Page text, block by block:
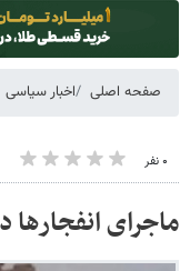
صفحه اصلی اخبار سیاسی
۰ نفر
ماجرای